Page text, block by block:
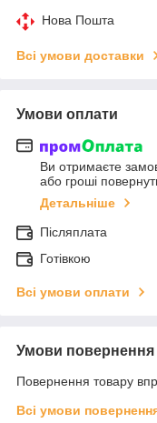
Нова Пошта
Всі умови доставки
Умови оплати
Ви отримаєте
або гроші
Детальніше
Післяплата
Готівкою
Всі умови оплати
Умови повернення
Повернення товару
Всі умови